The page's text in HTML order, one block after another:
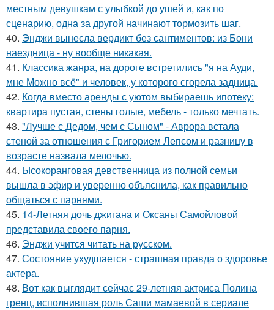
местным девушкам с улыбкой до ушей и, как по
сценарию, одна за другой начинают тормозить шаг.
40. Энджи вынесла вердикт без сантиментов: из Бони
наездница - ну вообще никакая.
41. Классика жанра, на дороге встретились "я на Ауди,
мне Можно всё" и человек, у которого сгорела задница.
42. Когда вместо аренды с уютом выбираешь ипотеку:
квартира пустая, стены голые, мебель - только мечтать.
43. "Лучше с Дедом, чем с Сыном" - Аврора встала
стеной за отношения с Григорием Лепсом и разницу в
возрасте назвала мелочью.
44. Ысокоранговая девственница из полной семьи
вышла в эфир и уверенно объяснила, как правильно
общаться с парнями.
45. 14-Летняя дочь джигана и Оксаны Самойловой
представила своего парня.
46. Энджи учится читать на русском.
47. Состояние ухудшается - страшная правда о здоровье
актера.
48. Вот как выглядит сейчас 29-летняя актриса Полина
гренц, исполнившая роль Саши мамаевой в сериале